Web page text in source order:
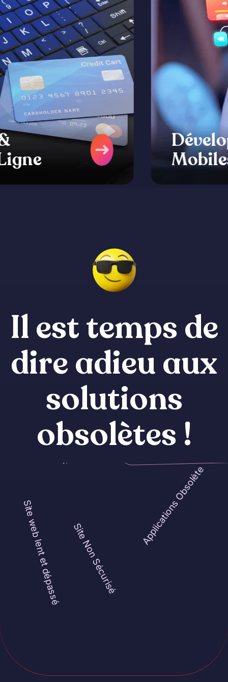
Développement d’Apps
Mobiles
Il est temps de
dire adieu aux
solutions
obsolètes !